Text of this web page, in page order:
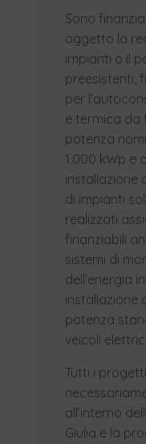
Sono
oggetto la
impianti o il
preesistenti,
per
e termica da
potenza
1.000 kWp e
installazione
di impianti
realizzati
finanziabili
sistemi di
dell’energia
installazione
potenza
veicoli
Tutti i
all’interno
Giulia e la